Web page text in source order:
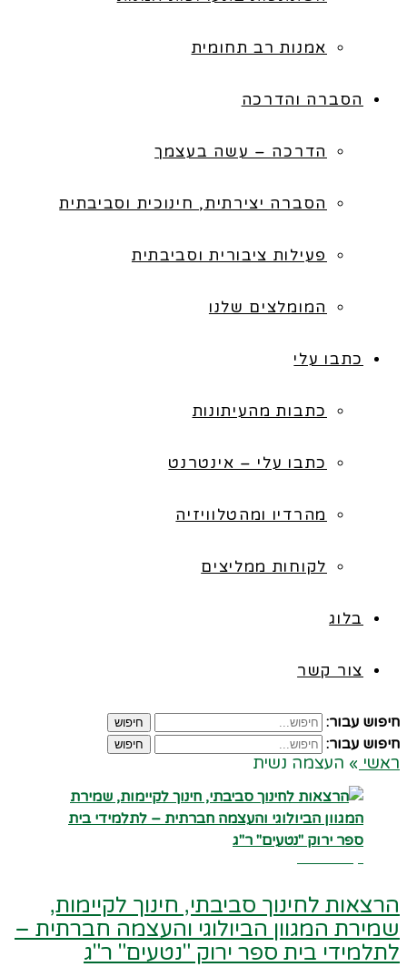
אמנות רב תחומית
הסברה והדרכה
הדרכה – עשה בעצמך
הסברה יצירתית, חינוכית וסביבתית
פעילות ציבורית וסביבתית
המומלצים שלנו
כתבו עלי
כתבות מהעיתונות
כתבו עלי – אינטרנט
מהרדיו ומהטלוויזיה
לקוחות ממליצים
בלוג
צור קשר
חיפוש עבור: חיפוש
חיפוש עבור: חיפוש
ראשי » העצמה נשית
הרצאות לחינוך סביבתי, חינוך לקיימות,
שמירת המגוון הביולוגי והעצמה חברתית –
לתלמידי בית ספר ירוק "נטעים" ר"ג